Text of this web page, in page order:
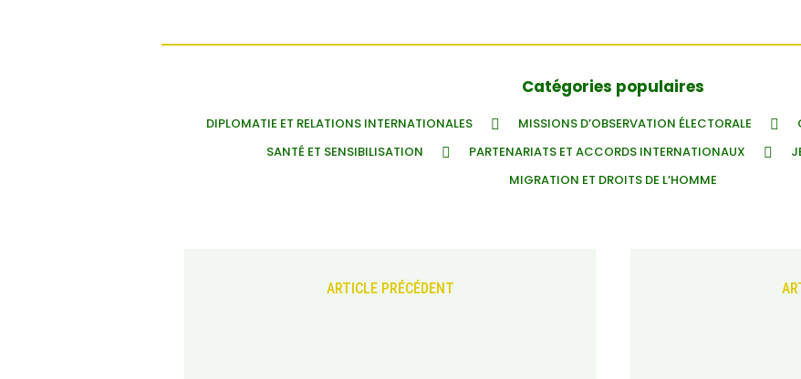
Catégories populaires
DIPLOMATIE ET RELATIONS INTERNATIONALES MISSIONS D’OBSERVATION ÉLECTORALE
SANTÉ ET SENSIBILISATION
PARTENARIATS ET ACCORDS INTERNATIONAUX
MIGRATION ET DROITS DE L’HOMME
ARTICLE PRÉCÉDENT